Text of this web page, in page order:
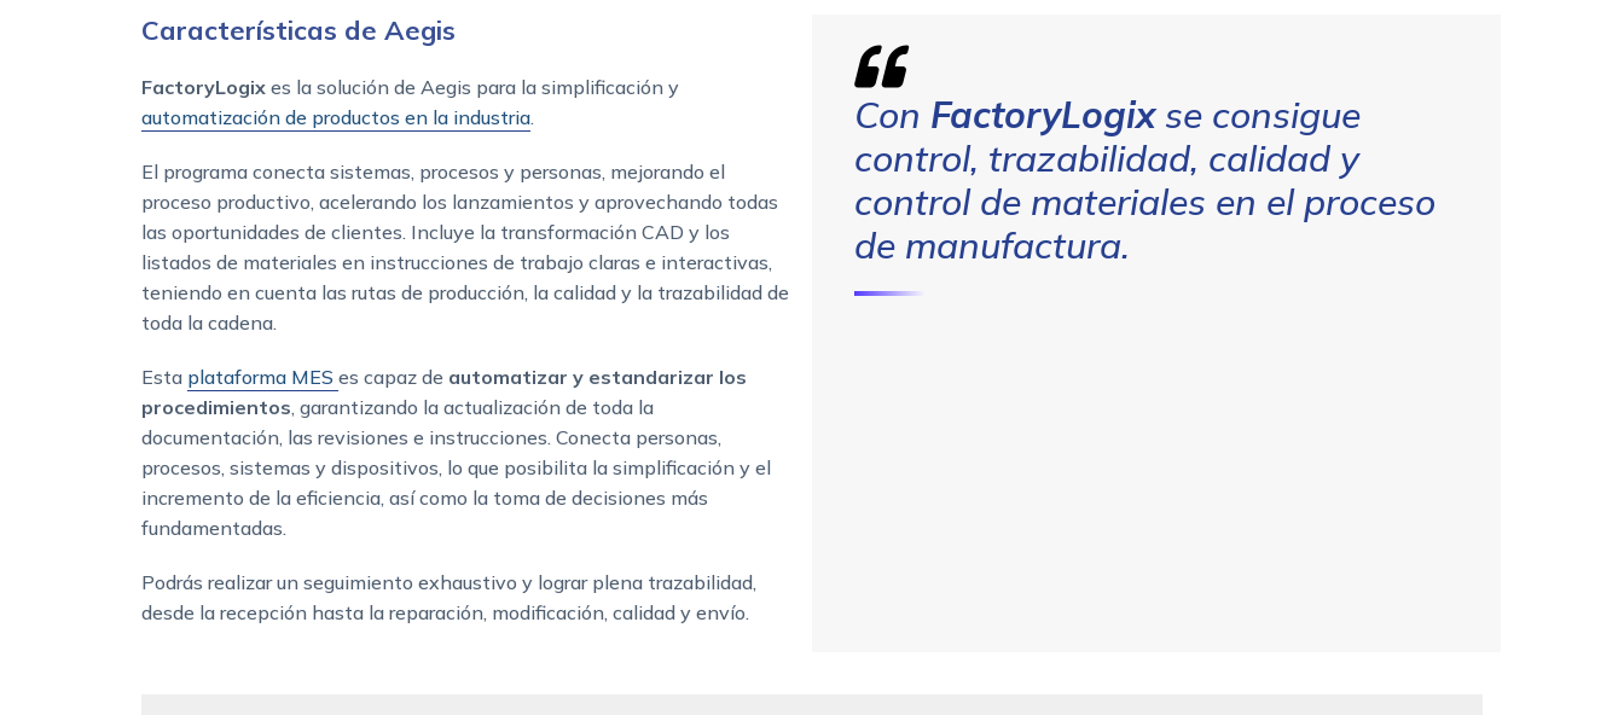
Características de Aegis
FactoryLogix es la solución de Aegis para la simplificación y
automatización de productos en la industria.
El programa conecta sistemas, procesos y personas, mejorando el
proceso productivo, acelerando los lanzamientos y aprovechando todas
las oportunidades de clientes. Incluye la transformación CAD y los
listados de materiales en instrucciones de trabajo claras e interactivas,
teniendo en cuenta las rutas de producción, la calidad y la trazabilidad de
toda la cadena.
Esta plataforma MES es capaz de automatizar y estandarizar los
procedimientos, garantizando la actualización de toda la
documentación, las revisiones e instrucciones. Conecta personas,
procesos, sistemas y dispositivos, lo que posibilita la simplificación y el
incremento de la eficiencia, así como la toma de decisiones más
fundamentadas.
Podrás realizar un seguimiento exhaustivo y lograr plena trazabilidad,
desde la recepción hasta la reparación, modificación, calidad y envío.
Con FactoryLogixse consigue
control, trazabilidad, calidad y
control de materiales en el proceso
de manufactura.